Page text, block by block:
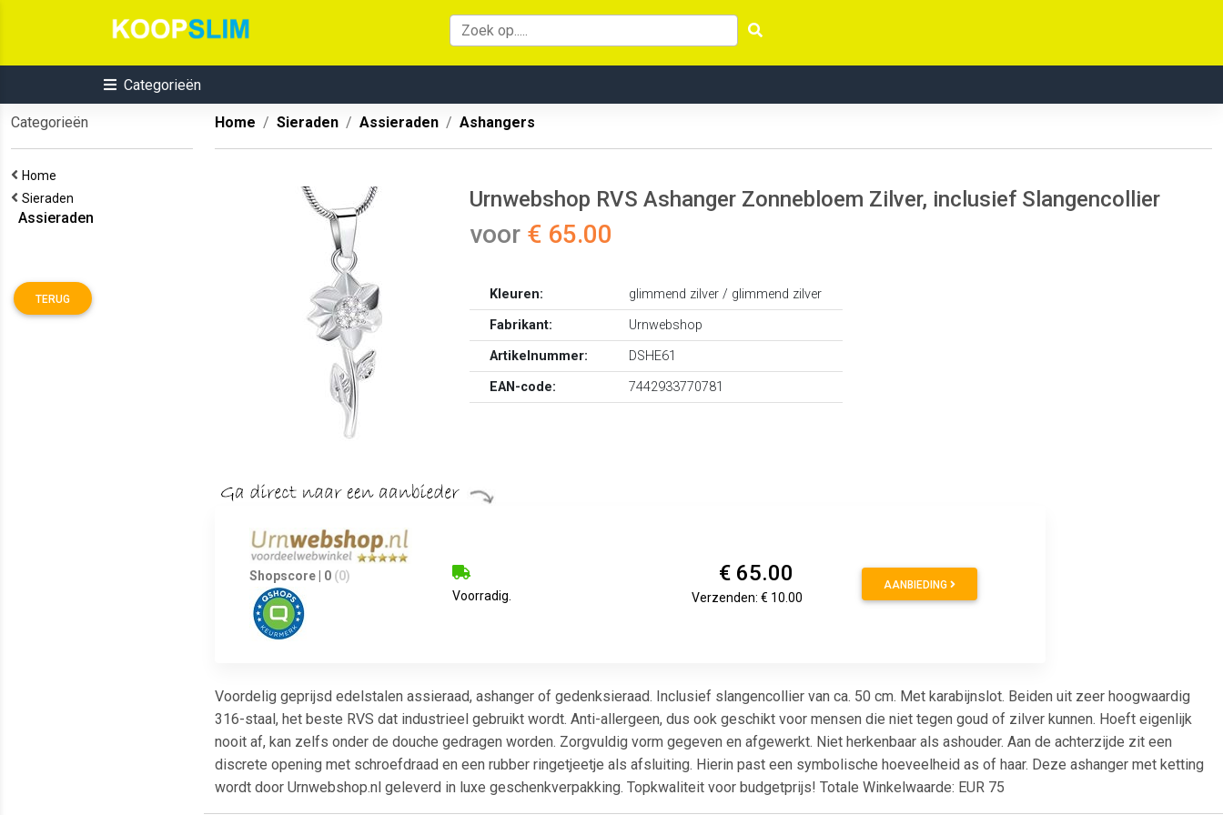
Categorieën
Categorieën
Home
Sieraden
Assieraden
TERUG
Home Sieraden Assieraden Ashangers
Urnwebshop RVS Ashanger Zonnebloem Zilver, inclusief Slangencollier
voor € 65.00
Kleuren:
glimmend zilver / glimmend zilver
Fabrikant:
Urnwebshop
Artikelnummer:
DSHE61
EAN-code:
7442933770781
Shopscore | 0 (0)
Voorradig.
€ 65.00
Verzenden: € 10.00
AANBIEDING
Voordelig geprijsd edelstalen assieraad, ashanger of gedenksieraad. Inclusief slangencollier van ca. 50 cm. Met karabijnslot. Beiden uit zeer hoogwaardig
316-staal, het beste RVS dat industrieel gebruikt wordt. Anti-allergeen, dus ook geschikt voor mensen die niet tegen goud of zilver kunnen. Hoeft eigenlijk
nooit af, kan zelfs onder de douche gedragen worden. Zorgvuldig vorm gegeven en afgewerkt. Niet herkenbaar als ashouder. Aan de achterzijde zit een
discrete opening met schroefdraad en een rubber ringetjeetje als afsluiting. Hierin past een symbolische hoeveelheid as of haar. Deze ashanger met ketting
wordt door Urnwebshop.nl geleverd in luxe geschenkverpakking. Topkwaliteit voor budgetprijs! Totale Winkelwaarde: EUR 75